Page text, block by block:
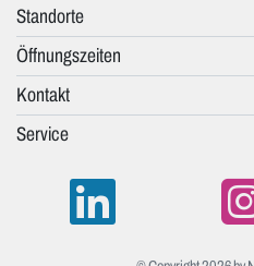
Standorte
Öffnungszeiten
Kontakt
Service